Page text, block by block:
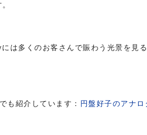
は多くのお客さんで賑わう光景を見
も紹介しています： 円盤好子のアナロ